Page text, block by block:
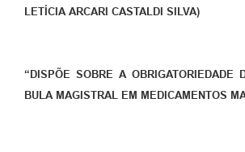
LETÍCIA ARCARI CASTALDI SILVA)
“ DISPÕE SOBRE A OBRIGATORIEDADE
BULA MAGISTRAL EM MEDICAMENTOS